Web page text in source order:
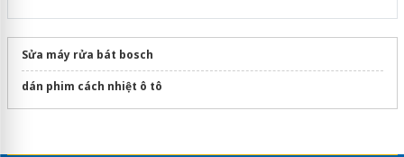
Sửa máy rửa bát bosch
dán phim cách nhiệt ô tô